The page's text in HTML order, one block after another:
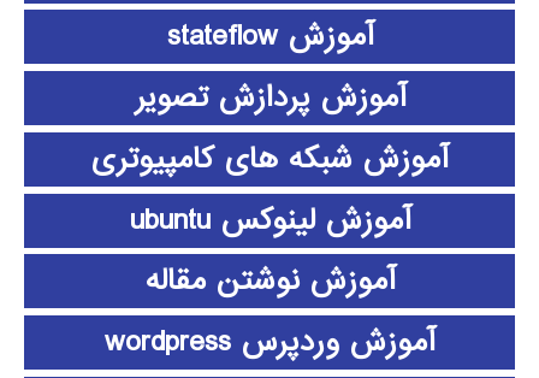
آموزش stateflow
آموزش پردازش تصویر
آموزش شبکه های کامپیوتری
آموزش لینوکس ubuntu
آموزش نوشتن مقاله
آموزش وردپرس wordpress